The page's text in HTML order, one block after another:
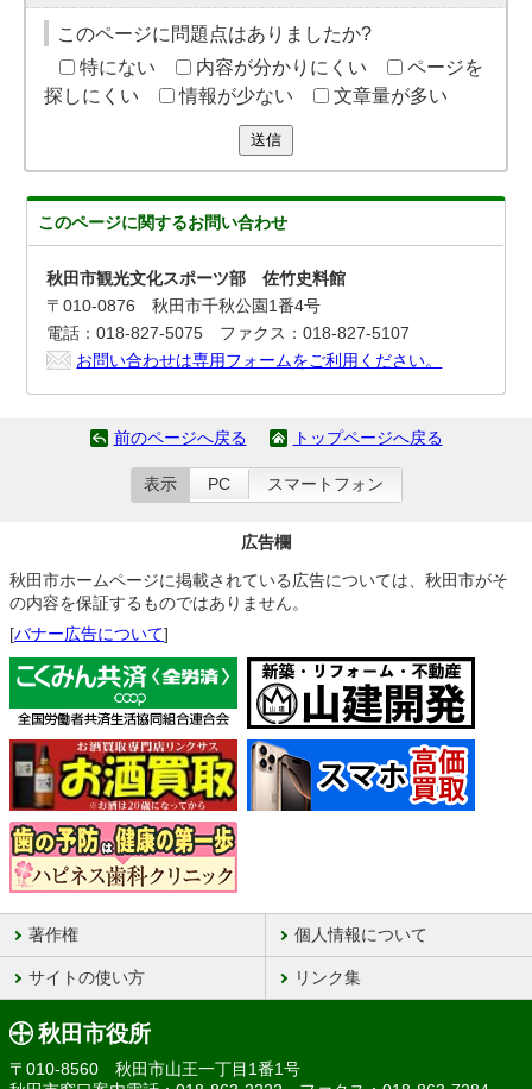
このページに問題点はありましたか?
特にない
内容が分かりにくい
ページを
探しにくい
情報が少ない 文章量が多い
送信
このページに関するお問い合わせ
秋田市観光文化スポーツ部 佐竹史料館
〒010-0876 秋田市千秋公園1番4号
電話：018-827-5075 ファクス：018-827-5107
お問い合わせは専用フォームをご利用ください。
前のページへ戻る トップページへ戻る
表示 PC スマートフォン
広告欄
秋田市ホームページに掲載されている広告については、秋田市がそ
の内容を保証するものではありません。
[バナー広告について]
著作権 個人情報について
サイトの使い方 リンク集
秋田市役所
〒010-8560 秋田市山王一丁目1番1号